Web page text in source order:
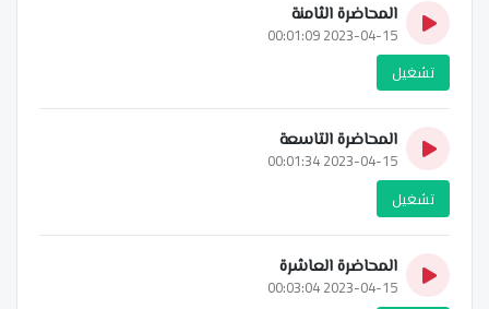
المحاضرة الثامنة
2023-04-15 00:01:09
تشغيل
المحاضرة التاسعة
2023-04-15 00:01:34
تشغيل
المحاضرة العاشرة
2023-04-15 00:03:04